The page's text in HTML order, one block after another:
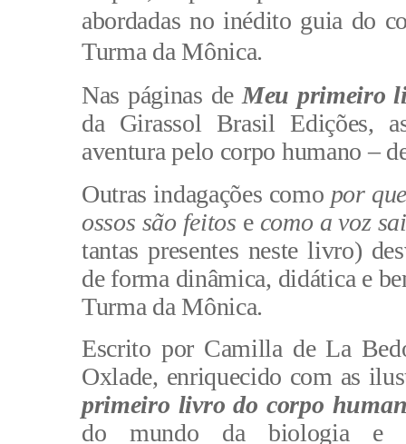
abordadas no inédito guia do
Turma da Mônica.
Nas páginas de Meu primeiro
da Girassol Brasil Edições,
aventura pelo corpo humano –
Outras indagações como por
ossos são feitos e como a voz
tantas presentes neste livro)
de forma dinâmica, didática e
Turma da Mônica.
Escrito por Camilla de La
Oxlade, enriquecido com as
primeiro livro do corpo
do mundo da biologia e